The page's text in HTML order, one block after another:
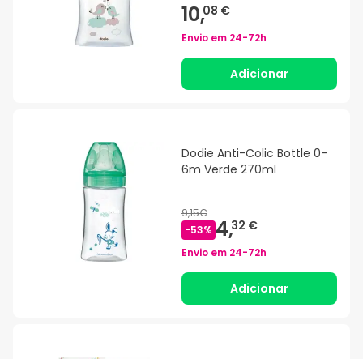
10,08 €
Envio em 24-72h
Adicionar
Dodie Anti-Colic Bottle 0-
6m Verde 270ml
9,15€
-53% 4,32 €
Envio em 24-72h
Adicionar